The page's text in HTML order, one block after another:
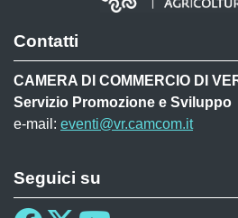
Contatti
CAMERA DI COMMERCIO DI
Servizio Promozione e Sviluppo
e-mail: eventi@vr.camcom.it
Seguici su